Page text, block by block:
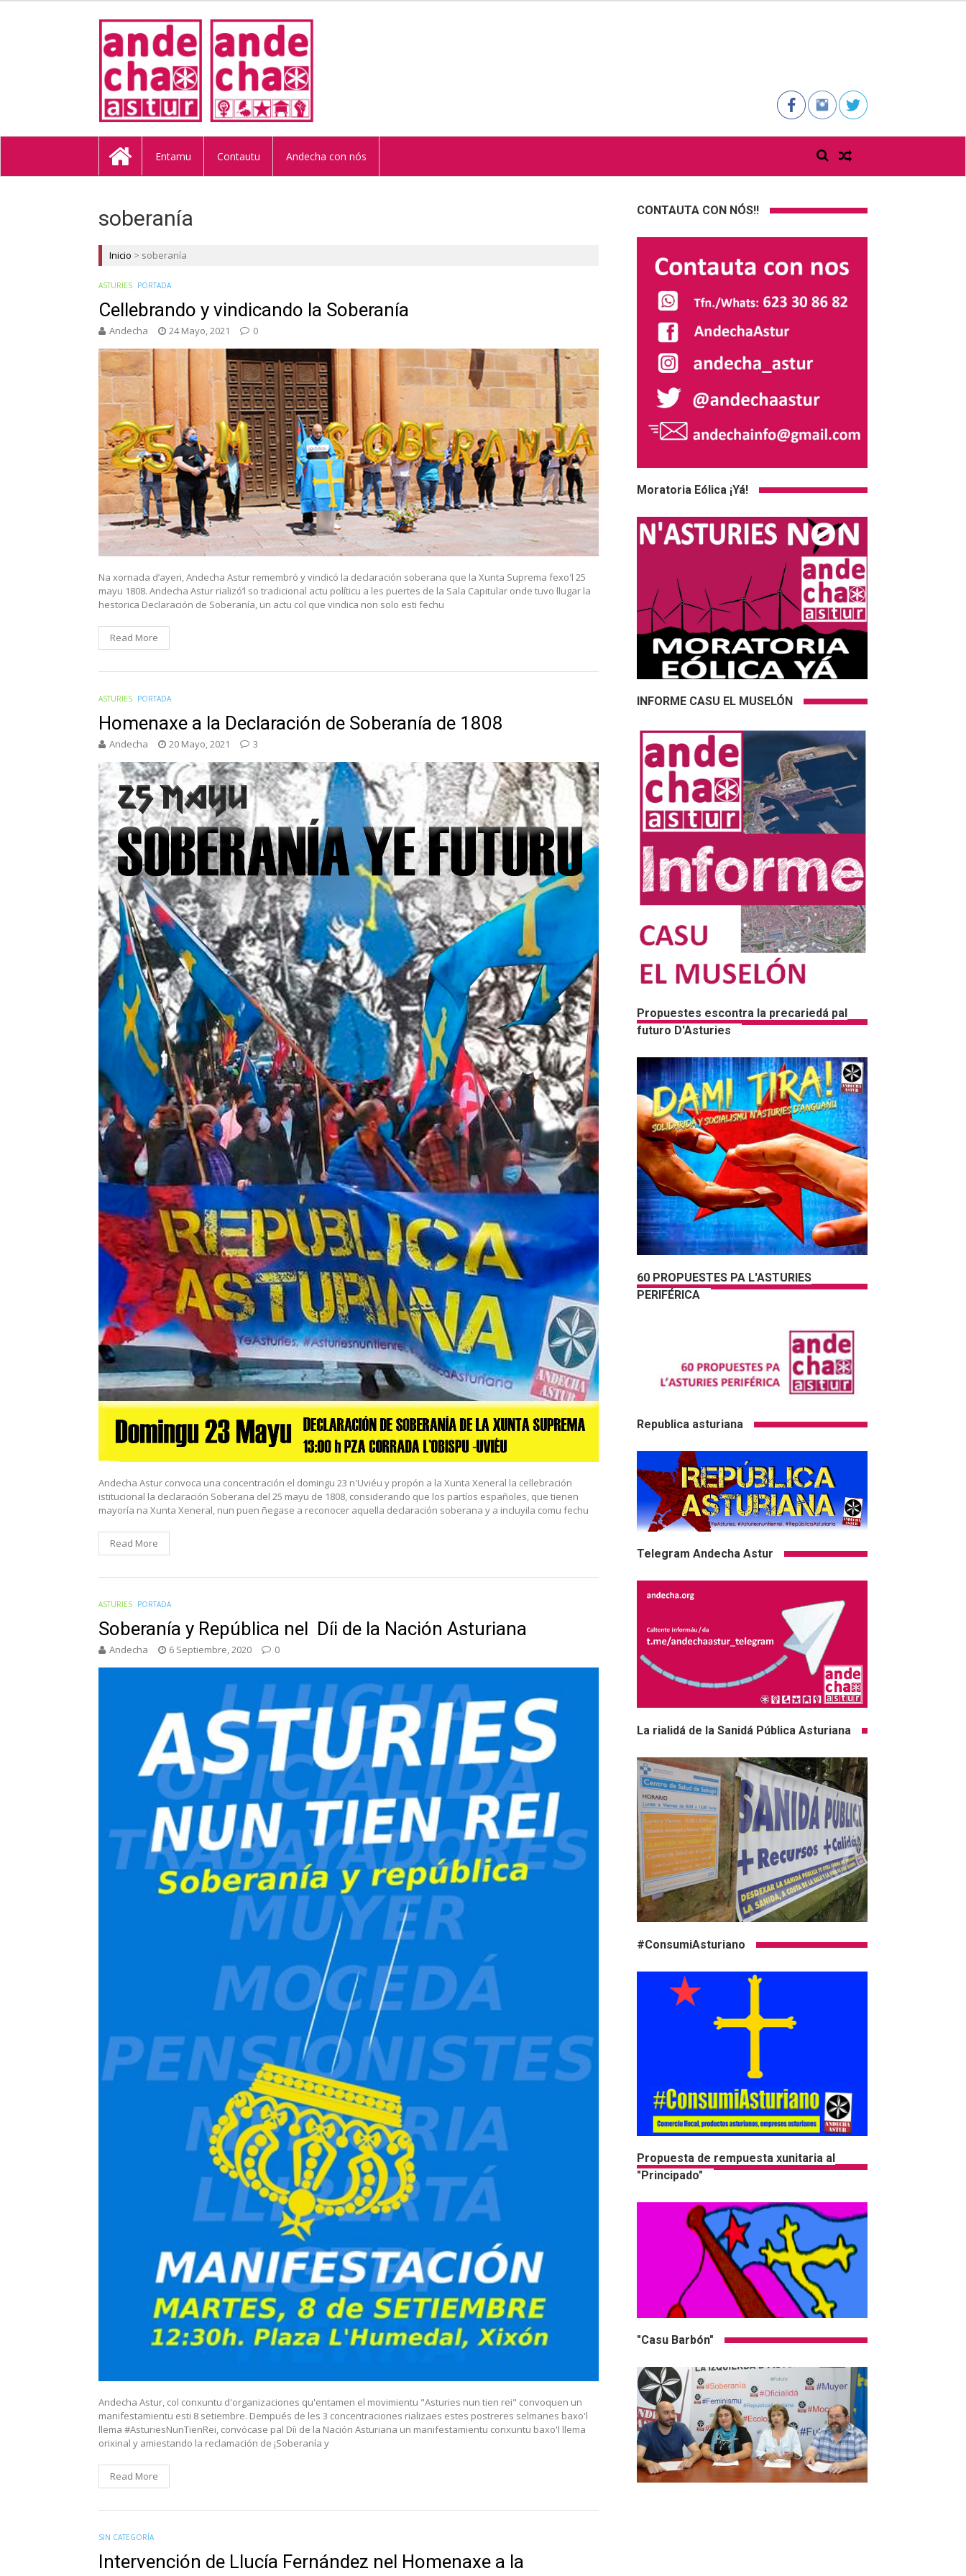
ANDECHA ASTUR
Entamu Contautu Andecha con nós
soberanía
Inicio > soberanía
ASTURIES PORTADA
Cellebrando y vindicando la Soberanía
Andecha 24 Mayo, 2021 0
Na xornada d’ayeri, Andecha Astur remembró y vindicó la declaración soberana que la Xunta Suprema fexo'l 25
mayu 1808. Andecha Astur rializó’l so tradicional actu políticu a les puertes de la Sala Capitular onde tuvo llugar la
hestorica Declaración de Soberanía, un actu col que vindica non solo esti fechu
Read More
ASTURIES PORTADA
Homenaxe a la Declaración de Soberanía de 1808
Andecha 20 Mayo, 2021 3
Andecha Astur convoca una concentración el domingu 23 n'Uviéu y propón a la Xunta Xeneral la cellebración
istitucional la declaración Soberana del 25 mayu de 1808, considerando que los partíos españoles, que tienen
mayoría na Xunta Xeneral, nun puen ñegase a reconocer aquella declaración soberana y a incluyila comu fechu
Read More
ASTURIES PORTADA
Soberanía y República nel Díi de la Nación Asturiana
Andecha 6 Septiembre, 2020 0
Andecha Astur, col conxuntu d'organizaciones qu'entamen el movimientu "Asturies nun tien rei" convoquen un
manifestamientu esti 8 setiembre. Dempués de les 3 concentraciones rializaes estes postreres selmanes baxo'l
llema #AsturiesNunTienRei, convócase pal Díi de la Nación Asturiana un manifestamientu conxuntu baxo'l llema
orixinal y amiestando la reclamación de ¡Soberanía y
Read More
SIN CATEGORÍA
Intervención de Llucía Fernández nel Homenaxe a la
CONTAUTA CON NÓS!!
Moratoria Eólica ¡Yá!
INFORME CASU EL MUSELÓN
Propuestes escontra la precariedá pal
futuro D'Asturies
60 PROPUESTES PA L'ASTURIES
PERIFÉRICA
Republica asturiana
Telegram Andecha Astur
La rialidá de la Sanidá Pública Asturiana
#ConsumiAsturiano
Propuesta de rempuesta xunitaria al
"Principado"
"Casu Barbón"